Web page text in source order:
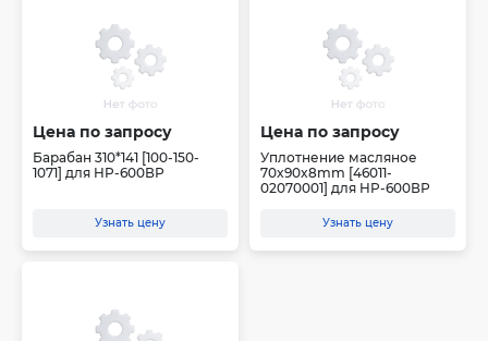
Цена по запросу
Барабан 310*141 [100-150-
1071] для HP-600ВР
Узнать цену
Цена по запросу
Уплотнение масляное
70x90x8mm [46011-
02070001] для HP-600ВР
Узнать цену